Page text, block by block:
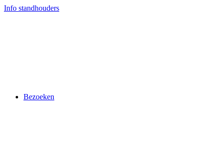
Ga
Info standhouders
Bezoeken